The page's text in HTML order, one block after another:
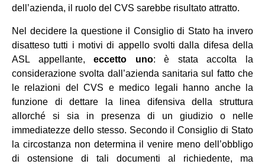
dell’azienda, il ruolo del CVS sarebbe risultato attratto.
Nel decidere la questione il Consiglio di Stato ha invero
disatteso tutti i motivi di appello svolti dalla difesa della
ASL appellante,eccetto uno: è stata accolta la
considerazione svolta dall’azienda sanitaria sul fatto che
le relazioni del CVS e medico legali hanno anche la
funzione di dettare la linea difensiva della struttura
allorché si sia in presenza di un giudizio o nelle
immediatezze dello stesso. Secondo il Consiglio di Stato
la circostanza non determina il venire meno dell’obbligo
di ostensione di tali documenti al richiedente, ma